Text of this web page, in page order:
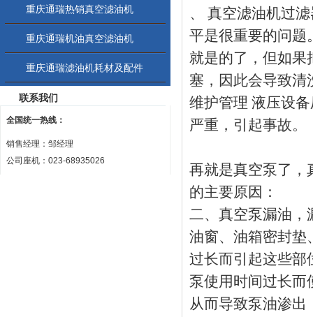
重庆通瑞热销真空滤油机
重庆通瑞机油真空滤油机
重庆通瑞滤油机耗材及配件
联系我们
全国统一热线：
销售经理：邹经理
公司座机：023-68935026
、 真空滤油机过
平是很重要的问题
就是的了，但如果
塞，因此会导致清
维护管理 液压设
严重，引起事故。
再就是真空泵了，
的主要原因：
二、真空泵漏油，
油窗、油箱密封垫
过长而引起这些部
泵使用时间过长而
从而导致泵油渗